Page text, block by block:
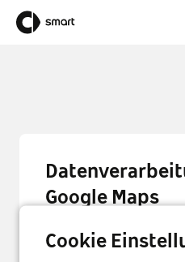
Google Maps
dieser Seite benötigen
Cookie